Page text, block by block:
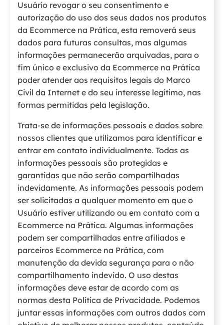
Usuário revogar o seu consentimento e
autorização do uso dos seus dados nos produtos
da Ecommerce na Prática, esta removerá seus
dados para futuras consultas, mas algumas
informações permanecerão arquivadas, para o
fim único e exclusivo da Ecommerce na Prática
poder atender aos requisitos legais do Marco
Civil da Internet e do seu interesse legítimo, nas
formas permitidas pela legislação.
Trata-se de informações pessoais e dados sobre
nossos clientes que utilizamos para identificar e
entrar em contato individualmente. Todas as
informações pessoais são protegidas e
garantidas que não serão compartilhadas
indevidamente. As informações pessoais podem
ser solicitadas a qualquer momento em que o
Usuário estiver utilizando ou em contato com a
Ecommerce na Prática. Algumas informações
podem ser compartilhadas entre afiliados e
parceiros Ecommerce na Prática, com
manutenção da devida segurança para o não
compartilhamento indevido. O uso destas
informações deve estar de acordo com as
normas desta Política de Privacidade. Podemos
juntar essas informações com outros dados com